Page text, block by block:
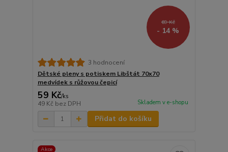
69 Kč
- 14 %
3 hodnocení
Dětské pleny s potiskem Libštát 70x70
medvídek s růžovou čepicí
59 Kč/ks
49 Kč bez DPH Skladem v e-shopu
Přidat do košíku
Akce